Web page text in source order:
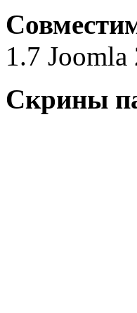
1.7 Joomla
Скрины